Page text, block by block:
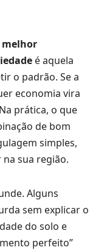
melhor
é aquela
o padrão. Se a
economia vira
prática, o que
de bom
simples,
sua região.
Alguns
sem explicar o
do solo e
perfeito”